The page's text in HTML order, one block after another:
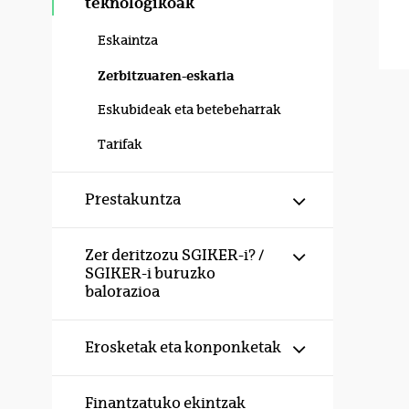
Eskaintza
Zerbitzuaren-eskaria
Eskubideak eta betebeharrak
Tarifak
Prestakuntza Erakutsi/
Zer deritzozu SGIKER-i? /
SGIKER-i buruzko
balorazioa
Erakutsi/
Erosketak eta konponketak Erakutsi/
Finantzatuko ekintzak